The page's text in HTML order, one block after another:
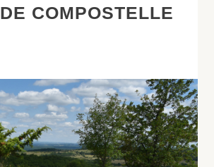
COMPOSTELLE